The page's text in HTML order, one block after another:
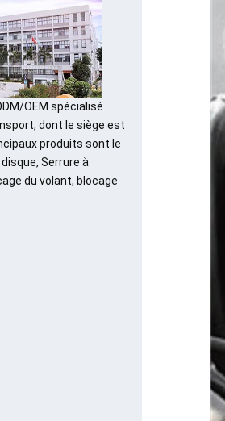
OEM spécialisé
dont le siège est
produits sont le
Serrure à
du volant, blocage